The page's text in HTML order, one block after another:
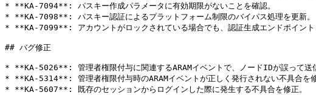
* **KA-7094**: パスキー作成パラメータに有効期限がないことを確認。
* **KA-7098**: パスキー認証によるプラットフォーム制限のバイパス処理を更新。
* **KA-7099**: アカウントがロックされている場合でも、認証生成エンドポイント
## バグ修正
* **KA-5026**: 管理者権限付与に関連するARAMイベントで、ノードIDが誤って送
* **KA-5314**: 管理者権限付与時のARAMイベントが正しく発行されない不具合を修
* **KA-5607**: 既存のセッションからログインした際に発生する不具合を修正。